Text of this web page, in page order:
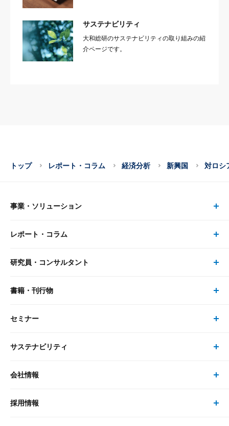
サステナビリティ
大和総研のサステナビリティの取り組みの紹
介ページです。
トップ レポート・コラム 経済分析 新興国 対ロシ
事業・ソリューション
事業・ソリューション トップ
リサーチ
大和総研の強み
レポート・コラム
レポート・コラム トップ
最新のレポート・コラム
研究員・コンサルタント
研究員・コンサルタント トップ
研究員
書籍・刊行物
書籍・刊行物 トップ
書籍
セミナー
セミナー トップ
現在受付中のセミナー・イベント
サステナビリティ
サステナビリティの取り組み
次世代社会への貢献
会社情報
会社情報 トップ
採用情報